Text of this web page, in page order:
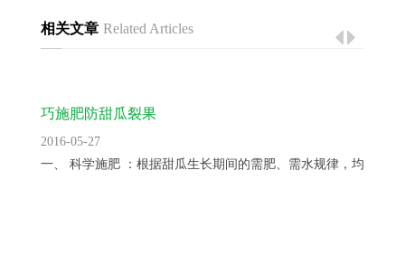
相关文章 Related Articles
巧施肥防甜瓜裂果
2016-05-27
一、 科学施肥 ：根据甜瓜生长期间的需肥、需水规律，均衡供...